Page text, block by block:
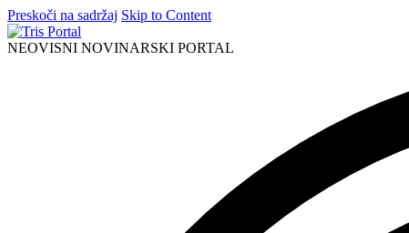
Preskoči na sadržaj Skip to Content
NEOVISNI NOVINARSKI PORTAL